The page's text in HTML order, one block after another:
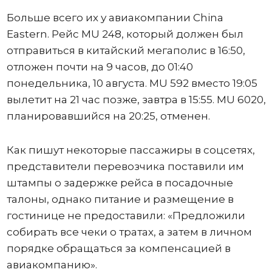
Больше всего их у авиакомпании China
Eastern. Рейс MU 248, который должен был
отправиться в китайский мегаполис в 16:50,
отложен почти на 9 часов, до 01:40
понедельника, 10 августа. MU 592 вместо 19:05
вылетит на 21 час позже, завтра в 15:55. MU 6020,
планировавшийся на 20:25, отменен.
Как пишут некоторые пассажиры в соцсетях,
представители перевозчика поставили им
штампы о задержке рейса в посадочные
талоны, однако питание и размещение в
гостинице не предоставили: «Предложили
собирать все чеки о тратах, а затем в личном
порядке обращаться за компенсацией в
авиакомпанию».